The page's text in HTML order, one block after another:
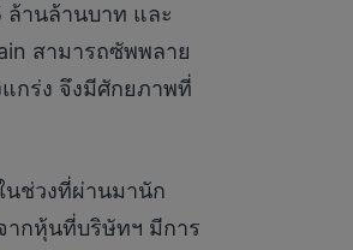
ล้านล้านบาท และ
สามารถซัพพลาย
กร่ง จึงมีศักยภาพที่
ช่วงที่ผ่านมานัก
ากหุ้นที่บริษัทฯ มีการ